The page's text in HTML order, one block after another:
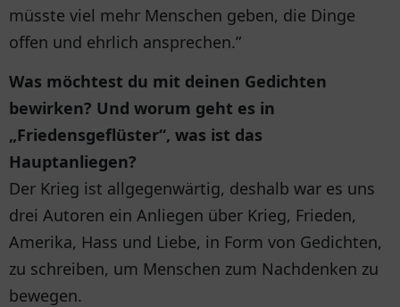
müsste viel mehr Menschen geben, die Dinge
offen und ehrlich ansprechen.”
Was möchtest du mit deinen Gedichten
bewirken? Und worum geht es in
„Friedensgeflüster“, was ist das
Hauptanliegen?
Der Krieg ist allgegenwärtig, deshalb war es uns
drei Autoren ein Anliegen über Krieg, Frieden,
Amerika, Hass und Liebe, in Form von Gedichten,
zu schreiben, um Menschen zum Nachdenken zu
bewegen.